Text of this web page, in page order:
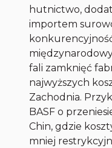
hutnictwo,
importem
fali zamknięć
najwyższych
Zachodnia.
BASF o
Chin, gdzie
mniej